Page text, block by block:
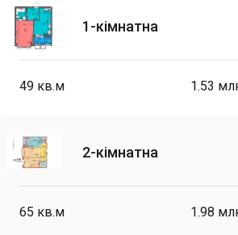
1-кімнатна
49 кв.м 1.53
2-кімнатна
65 кв.м 1.98